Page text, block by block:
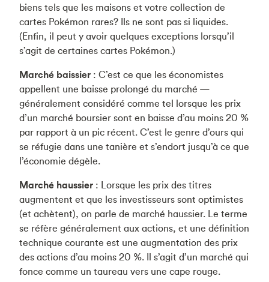
biens tels que les maisons et votre collection de
cartes Pokémon rares? Ils ne sont pas si liquides.
(Enfin, il peut y avoir quelques exceptions lorsqu’il
s’agit de certaines cartes Pokémon.)
Marché baissier : C’est ce que les économistes
appellent une baisse prolongé du marché —
généralement considéré comme tel lorsque les prix
d’un marché boursier sont en baisse d’au moins 20 %
par rapport à un pic récent. C’est le genre d’ours qui
se réfugie dans une tanière et s’endort jusqu’à ce que
l’économie dégèle.
Marché haussier : Lorsque les prix des titres
augmentent et que les investisseurs sont optimistes
(et achètent), on parle de marché haussier. Le terme
se réfère généralement aux actions, et une définition
technique courante est une augmentation des prix
des actions d’au moins 20 %. Il s’agit d’un marché qui
fonce comme un taureau vers une cape rouge.